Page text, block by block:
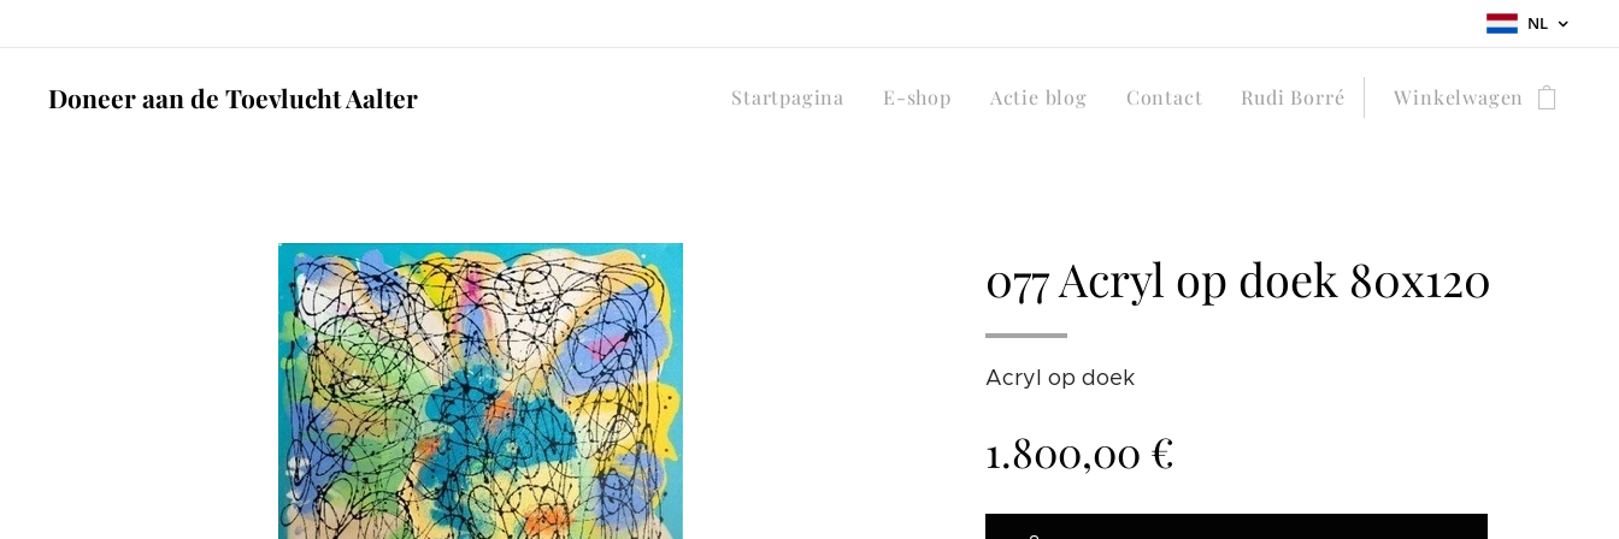
NL
Doneer aan de Toevlucht Aalter Startpagina E-shop Actie blog Contact Rudi Borré Winkelwagen
077 Acryl op doek 80x120
Acryl op doek
1.800,00 €